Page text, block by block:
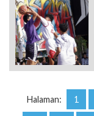
Halaman: 1